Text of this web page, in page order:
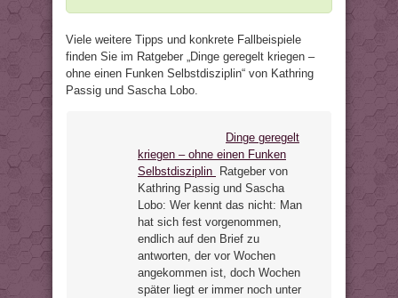
Viele weitere Tipps und konkrete Fallbeispiele
finden Sie im Ratgeber „Dinge geregelt kriegen –
ohne einen Funken Selbstdisziplin“ von Kathring
Passig und Sascha Lobo.
Dinge geregelt
kriegen – ohne einen Funken
Selbstdisziplin
Ratgeber von
Kathring Passig und Sascha
Lobo: Wer kennt das nicht: Man
hat sich fest vorgenommen,
endlich auf den Brief zu
antworten, der vor Wochen
angekommen ist, doch Wochen
später liegt er immer noch unter